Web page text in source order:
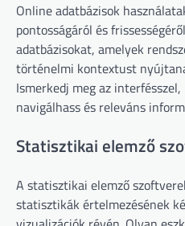
Online adatbázisok
pontosságáról és
adatbázisokat, amelyek
történelmi kontextust
Ismerkedj meg az
navigálhass és releváns
Statisztikai elemző
A statisztikai elemző
statisztikák értelmezésének